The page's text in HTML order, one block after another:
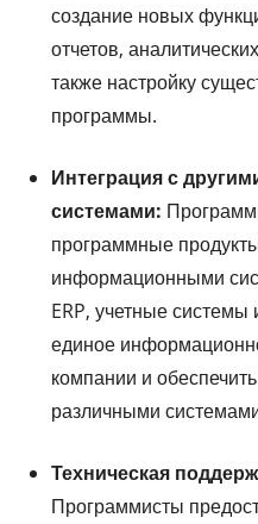
создание новых
отчетов,
также настройку
программы.
Интеграция с
системами:
программные
информационными
ERP, учетные системы
единое
компании и
различными
Техническая
Программисты